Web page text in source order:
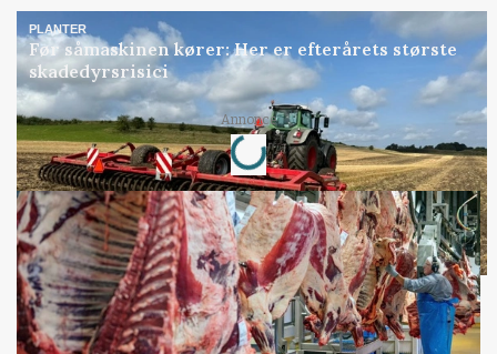
PLANTER
Før såmaskinen kører: Her er efterårets største
skadedyrsrisici
Annonce
Loading...